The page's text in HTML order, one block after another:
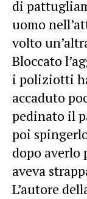
di
uomo
volto
Bloccato
i poliziotti
accaduto
pedinato il
poi
dopo averlo
aveva
L’autore